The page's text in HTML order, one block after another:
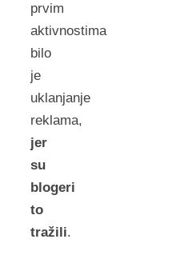
prvim
aktivnostima
bilo
je
uklanjanje
reklama,
jer
su
blogeri
to
tražili.